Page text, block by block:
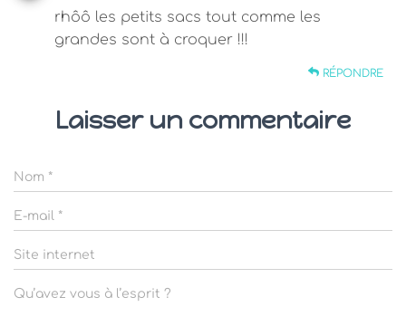
rhôô les petits sacs tout comme les
grandes sont à croquer !!!
RÉPONDRE
Laisser un commentaire
Nom *
E-mail *
Site internet
Qu’avez vous à l’esprit ?